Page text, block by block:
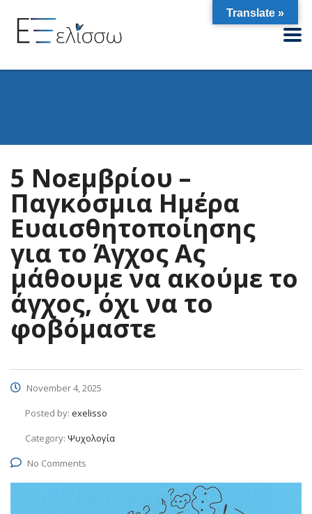
5 Νοεμβρίου –
Παγκόσμια Ημέρα
Ευαισθητοποίησης
για το Άγχος Ας
μάθουμε να ακούμε το
άγχος, όχι να το
φοβόμαστε
November 4, 2025
Posted by: exelisso
Category: Ψυχολογία
No Comments
Translate »